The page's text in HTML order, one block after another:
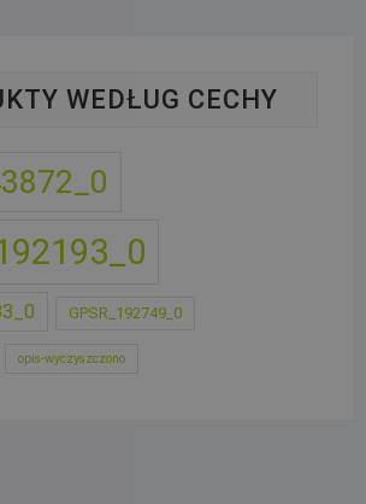
WEDŁUG CECHY
GPSR_192749_0
opis-wyczyszczono